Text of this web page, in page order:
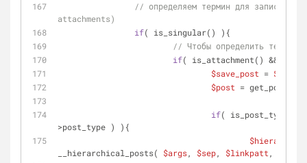
// определяем термин для записей
attachments)
if( is_singular() ){
// Чтобы определить термин
if( is_attachment() &&
$save_post = $post
$post = get_post(
if(
>post_type ) ){
__hierarchical_posts( $args, $sep, $linkpatt ,